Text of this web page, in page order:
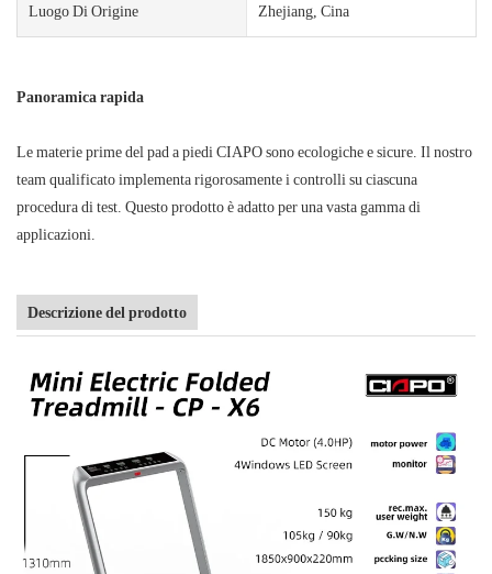
Luogo Di Origine Zhejiang, Cina
Panoramica rapida
Le materie prime del pad a piedi CIAPO sono ecologiche e sicure. Il nostro
team qualificato implementa rigorosamente i controlli su ciascuna
procedura di test. Questo prodotto è adatto per una vasta gamma di
applicazioni.
Descrizione del prodotto